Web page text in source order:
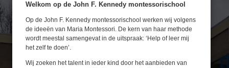
Welkom op de John F. Kennedy montessorischool
Op de John F. Kennedy montessorischool werken wij volgens
de ideeën van Maria Montessori. De kern van haar methode
wordt meestal samengevat in de uitspraak: ‘Help of leer mij
het zelf te doen’.
Wij zoeken het talent in ieder kind door het aanbieden van